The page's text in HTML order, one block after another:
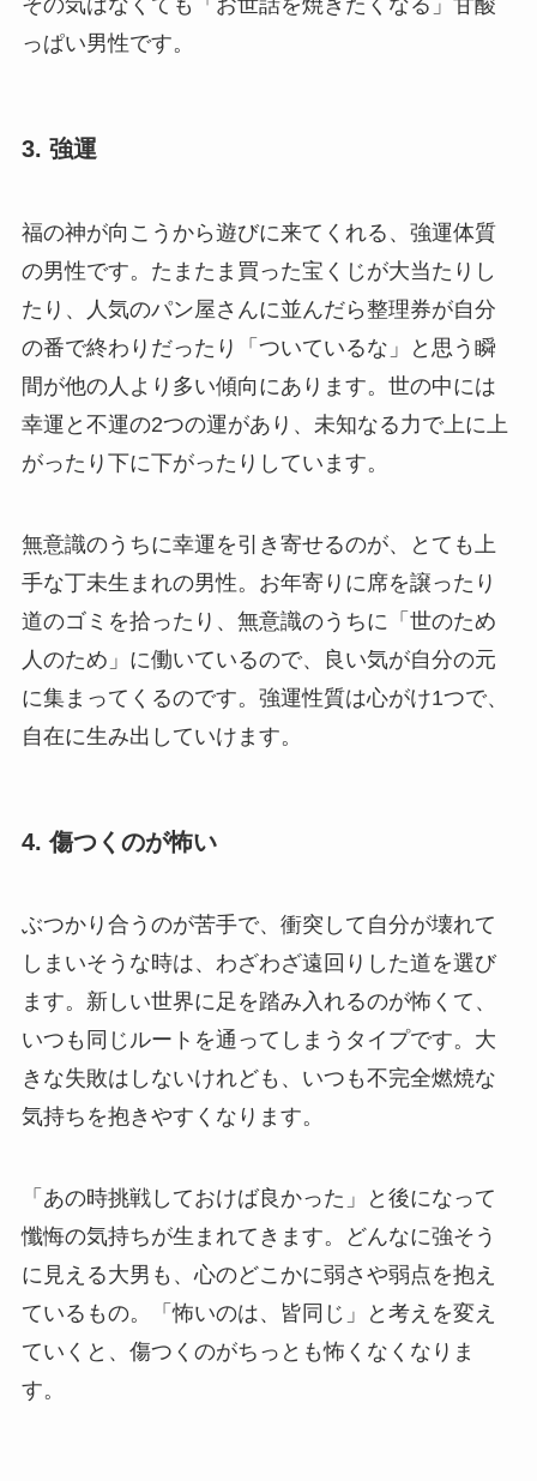
その気はなくても「お世話を焼きたくなる」甘酸
っぱい男性です。
3. 強運
福の神が向こうから遊びに来てくれる、強運体質
の男性です。たまたま買った宝くじが大当たりし
たり、人気のパン屋さんに並んだら整理券が自分
の番で終わりだったり「ついているな」と思う瞬
間が他の人より多い傾向にあります。世の中には
幸運と不運の2つの運があり、未知なる力で上に上
がったり下に下がったりしています。
無意識のうちに幸運を引き寄せるのが、とても上
手な丁未生まれの男性。お年寄りに席を譲ったり
道のゴミを拾ったり、無意識のうちに「世のため
人のため」に働いているので、良い気が自分の元
に集まってくるのです。強運性質は心がけ1つで、
自在に生み出していけます。
4. 傷つくのが怖い
ぶつかり合うのが苦手で、衝突して自分が壊れて
しまいそうな時は、わざわざ遠回りした道を選び
ます。新しい世界に足を踏み入れるのが怖くて、
いつも同じルートを通ってしまうタイプです。大
きな失敗はしないけれども、いつも不完全燃焼な
気持ちを抱きやすくなります。
「あの時挑戦しておけば良かった」と後になって
懺悔の気持ちが生まれてきます。どんなに強そう
に見える大男も、心のどこかに弱さや弱点を抱え
ているもの。「怖いのは、皆同じ」と考えを変え
ていくと、傷つくのがちっとも怖くなくなりま
す。